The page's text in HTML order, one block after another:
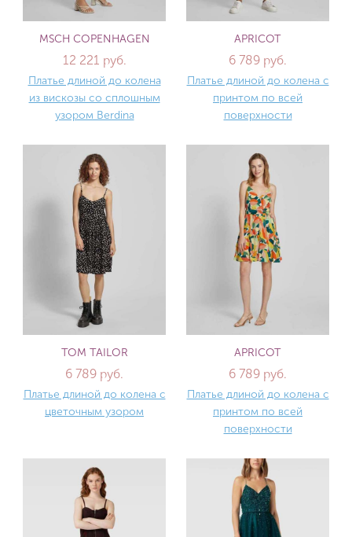
MSCH COPENHAGEN
12 221 руб.
Платье длиной до колена
из вискозы со сплошным
узором Berdina
APRICOT
6 789 руб.
Платье длиной до колена с
принтом по всей
поверхности
TOM TAILOR
6 789 руб.
Платье длиной до колена с
цветочным узором
APRICOT
6 789 руб.
Платье длиной до колена с
принтом по всей
поверхности